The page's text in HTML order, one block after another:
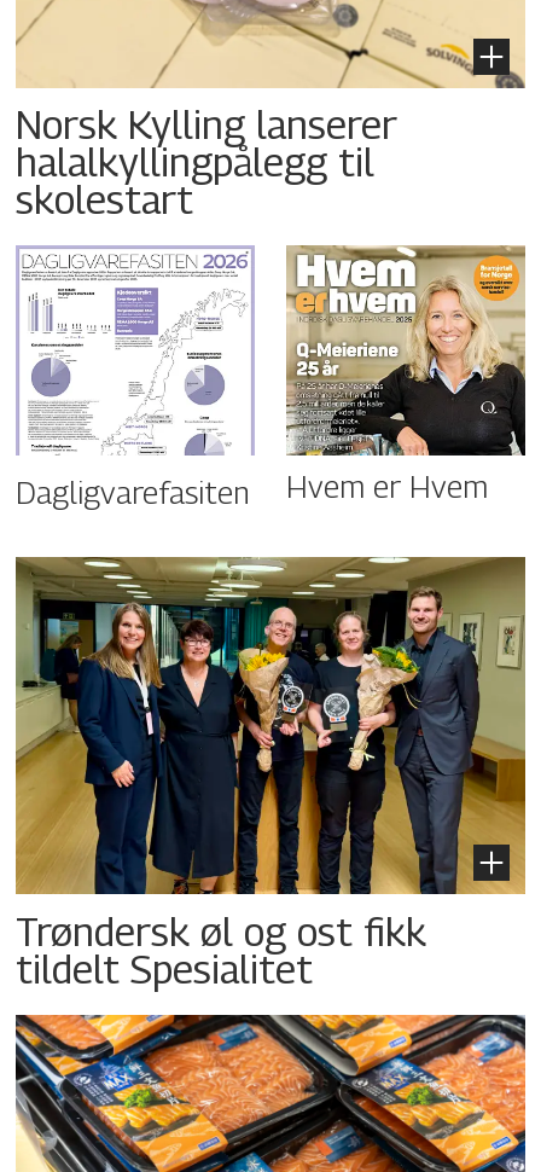
Norsk Kylling lanserer
halalkyllingpålegg til
skolestart
Dagligvarefasiten Hvem er Hvem
Trøndersk øl og ost fikk
tildelt Spesialitet